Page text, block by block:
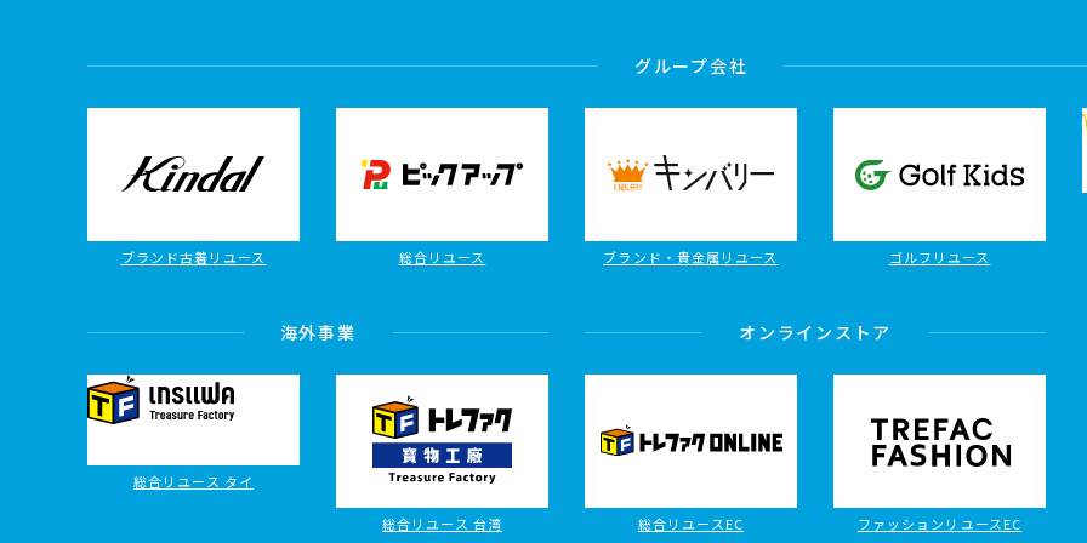
グループ会社
ブランド古着リユース 総合リユース ブランド・貴金属リユース ゴルフリユース
海外事業
総合リユース タイ
総合リユース 台湾
オンラインストア
総合リユースEC ファッションリユースEC